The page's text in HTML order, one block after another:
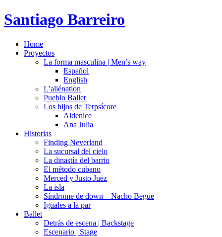
Santiago Barreiro
Home
Proyectos
La forma masculina | Men’s way
Español
English
L’aliénation
Pueblo Ballet
Los hijos de Terpsícore
Aldenice
Ana Julia
Historias
Finding Neverland
La sucursal del cielo
La dinastía del barrio
El método cubano
Merced y Justo Juez
La isla
Síndrome de down – Nacho Begue
Iguales a la par
Ballet
Detrás de escena | Backstage
Escenario | Stage